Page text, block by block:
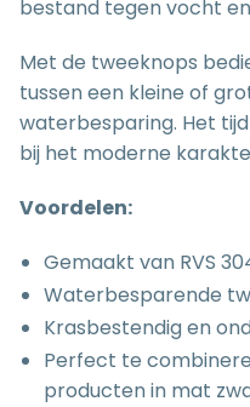
bestand tegen vocht
Met de tweeknops
tussen een kleine of
waterbesparing. Het
bij het moderne
Voordelen:
Gemaakt van RVS
Waterbesparende
Krasbestendig en
Perfect te
producten in mat